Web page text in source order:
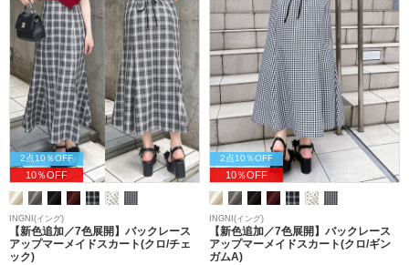
2点10％OFF
10％OFF
INGNI(イング)
【新色追加／7色展開】バックレース
アップマーメイドスカート(クロ/チェ
ック)
2点10％OFF
10％OFF
INGNI(イング)
【新色追加／7色展開】バックレース
アップマーメイドスカート(クロ/ギン
ガムA)